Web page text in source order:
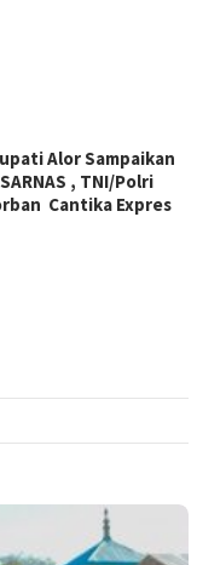
Alor Sampaikan
, TNI/Polri
Cantika Expres